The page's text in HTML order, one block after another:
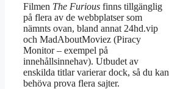
Filmen The Furious finns tillgänglig
på flera av de webbplatser som
nämnts ovan, bland annat 24hd.vip
och MadAboutMoviez (Piracy
Monitor – exempel på
innehållsinnehav). Utbudet av
enskilda titlar varierar dock, så du kan
behöva prova flera sajter.